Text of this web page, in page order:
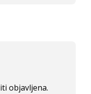
objavljena.